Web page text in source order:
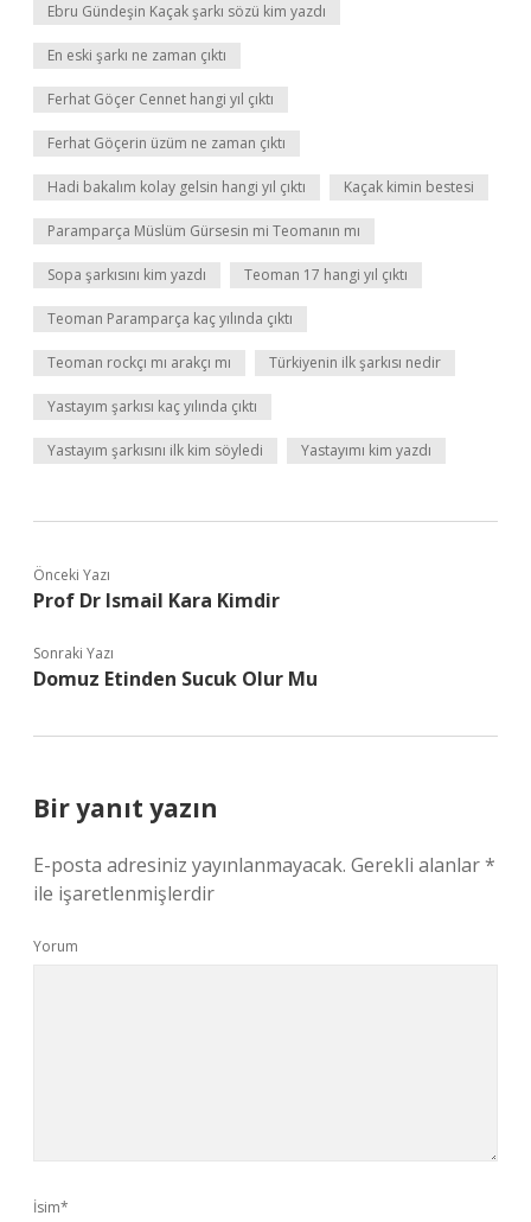
Ebru Gündeşin Kaçak şarkı sözü kim yazdı
En eski şarkı ne zaman çıktı
Ferhat Göçer Cennet hangi yıl çıktı
Ferhat Göçerin üzüm ne zaman çıktı
Hadi bakalım kolay gelsin hangi yıl çıktı Kaçak kimin bestesi
Paramparça Müslüm Gürsesin mi Teomanın mı
Sopa şarkısını kim yazdı Teoman 17 hangi yıl çıktı
Teoman Paramparça kaç yılında çıktı
Teoman rockçı mı arakçı mı Türkiyenin ilk şarkısı nedir
Yastayım şarkısı kaç yılında çıktı
Yastayım şarkısını ilk kim söyledi Yastayımı kim yazdı
Önceki Yazı
Prof Dr Ismail Kara Kimdir
Sonraki Yazı
Domuz Etinden Sucuk Olur Mu
Bir yanıt yazın
E-posta adresiniz yayınlanmayacak. Gerekli alanlar*
ile işaretlenmişlerdir
Yorum
İsim*